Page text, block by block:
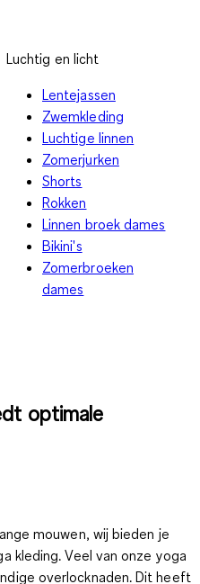
Luchtig en licht
Lentejassen
Zwemkleding
Luchtige linnen
Zomerjurken
Shorts
Rokken
Linnen broek dames
Bikini's
Zomerbroeken
dames
optimale
mouwen, wij bieden je
kleding. Veel van onze yoga
overlocknaden. Dit heeft